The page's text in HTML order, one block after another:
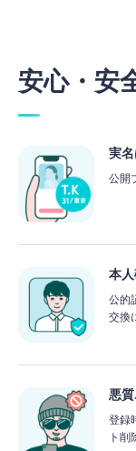
安心・安
実名
公開
本
公的
交換
悪質
登録
ト削